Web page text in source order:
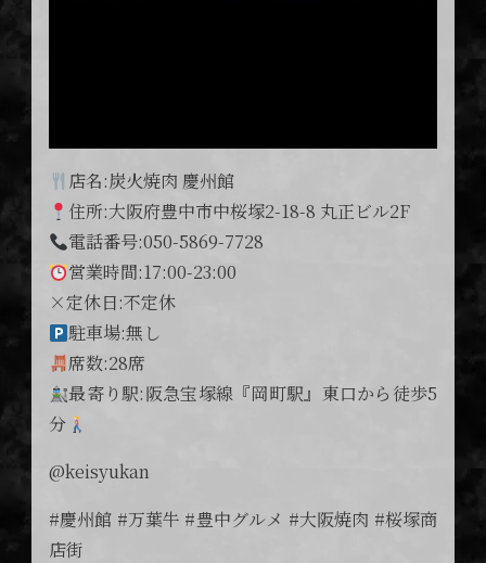
店名:炭火焼肉 慶州館
住所:大阪府豊中市中桜塚2-18-8 丸正ビル2F
電話番号:050-5869-7728
営業時間:17:00-23:00
×定休日:不定休
駐車場:無し
席数:28席
最寄り駅:阪急宝塚線『岡町駅』東口から徒歩5
分
@keisyukan
#慶州館 #万葉牛 #豊中グルメ #大阪焼肉 #桜塚商
店街